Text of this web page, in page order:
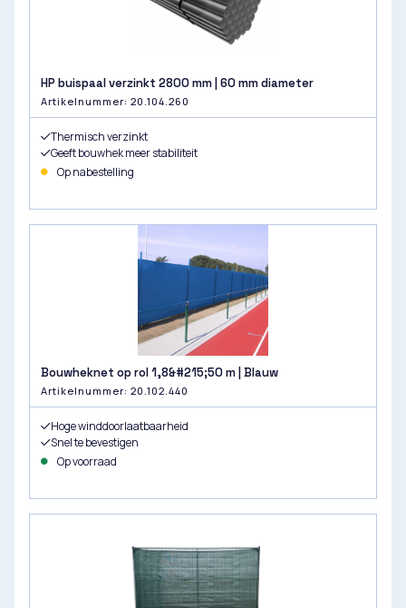
HP buispaal verzinkt 2800 mm | 60 mm diameter
Artikelnummer: 20.104.260
Thermisch verzinkt
Geeft bouwhek meer stabiliteit
Op nabestelling
Bouwheknet op rol 1,8&#215;50 m | Blauw
Artikelnummer: 20.102.440
Hoge winddoorlaatbaarheid
Snel te bevestigen
Op voorraad